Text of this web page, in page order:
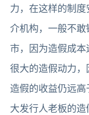
力，在这样的制
介机构，一般不
市，因为造假成
很大的造假动力，
造假的收益仍远
大发行人老板的造